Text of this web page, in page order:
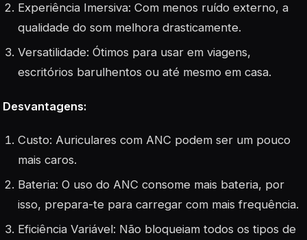
Experiência Imersiva: Com menos ruído externo, a
qualidade do som melhora drasticamente.
Versatilidade: Ótimos para usar em viagens,
escritórios barulhentos ou até mesmo em casa.
Desvantagens:
Custo: Auriculares com ANC podem ser um pouco
mais caros.
Bateria: O uso do ANC consome mais bateria, por
isso, prepara-te para carregar com mais frequência.
Eficiência Variável: Não bloqueiam todos os tipos de